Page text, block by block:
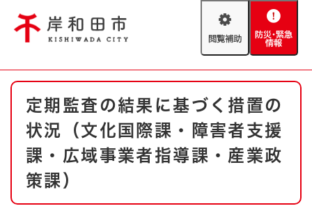
閲
助
防
緊
情
報
やさしい日本語
文字サイズ 標準 拡大
背景色変更 白 黒 青
防災・緊急情報 救急・消防
ハザードマップ AED設置箇所
本
定期監査の結果に基づく措置の
状況（文化国際課・障害者支援
課・広域事業者指導課・産業政
策課）